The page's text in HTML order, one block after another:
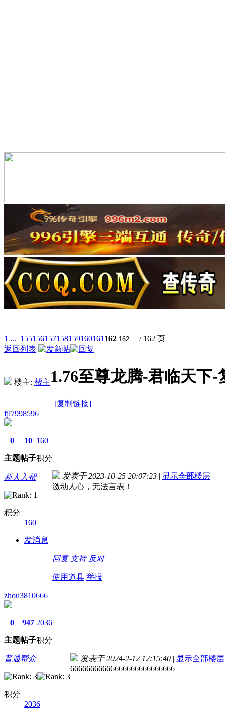
1 ... 155156157158159160161 162
/ 162 页
返回列表
楼主: 帮主1.76至尊龙腾-君临天下
[复制链接]
fjl7998596
0
主题
10
帖子
160
积分
新人入帮
积分
160
发消息
发表于 2023-10-25 20:07:23 | 显示全部楼层
激动人心，无法言表！
回复 支持 反对
使用道具 举报
zhou3810666
0
主题
947
帖子
2036
积分
普通帮众
积分
2036
发表于 2024-2-12 12:15:40 | 显示全部楼层
66666666666666666666666666